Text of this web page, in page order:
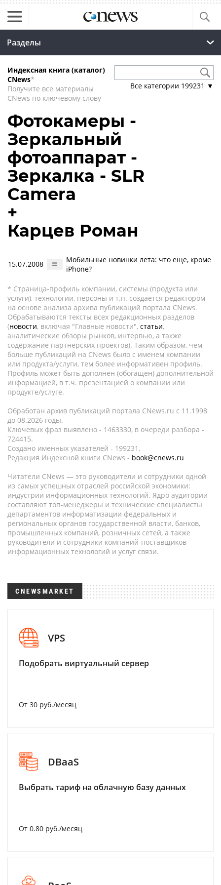
Разделы
Индексная книга (каталог)
CNews*
Получите все материалы
CNews по ключевому слову
Все категории 199231 ▼
Фотокамеры -
Зеркальный
фотоаппарат -
Зеркалка - SLR
Camera
+
Карцев Роман
15.07.2008
Мобильные новинки лета: что еще, кроме
iPhone?
* Страница-профиль компании, системы (продукта или
услуги), технологии, персоны и т.п. создается редактором
на основе анализа архива публикаций портала CNews.
Обрабатываются тексты всех редакционных разделов
(новости, включая "Главные новости", статьи,
аналитические обзоры рынков, интервью, а также
содержание партнёрских проектов). Таким образом, чем
больше публикаций на CNews было с именем компании
или продукта/услуги, тем более информативен профиль.
Профиль может быть дополнен (обогащен) дополнительной
информацией, в т.ч. презентацией о компании или
продукте/услуге.
Обработан архив публикаций портала CNews.ru c 11.1998
до 08.2026 годы.
Ключевых фраз выявлено - 1463330, в очереди разбора -
724415.
Создано именных указателей - 199231.
Редакция Индексной книги CNews - book@cnews.ru
Читатели CNews — это руководители и сотрудники одной
из самых успешных отраслей российской экономики:
индустрии информационных технологий. Ядро аудитории
составляют топ-менеджеры и технические специалисты
департаментов информатизации федеральных и
региональных органов государственной власти, банков,
промышленных компаний, розничных сетей, а также
руководители и сотрудники компаний-поставщиков
информационных технологий и услуг связи.
CNEWSMARKET
VPS
Подобрать виртуальный сервер
От 30 руб./месяц
DBaaS
Выбрать тариф на облачную базу данных
От 0.80 руб./месяц